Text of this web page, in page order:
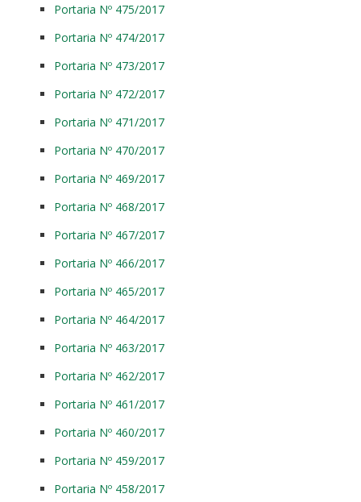
Portaria Nº 475/2017
Portaria Nº 474/2017
Portaria Nº 473/2017
Portaria Nº 472/2017
Portaria Nº 471/2017
Portaria Nº 470/2017
Portaria Nº 469/2017
Portaria Nº 468/2017
Portaria Nº 467/2017
Portaria Nº 466/2017
Portaria Nº 465/2017
Portaria Nº 464/2017
Portaria Nº 463/2017
Portaria Nº 462/2017
Portaria Nº 461/2017
Portaria Nº 460/2017
Portaria Nº 459/2017
Portaria Nº 458/2017